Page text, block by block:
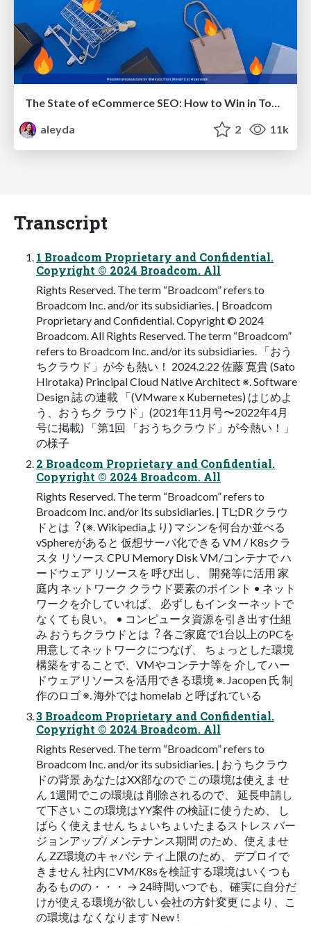
aleyda
2 11k
Transcript
1 Broadcom Proprietary and Confidential.
Copyright © 2024 Broadcom. All
Rights Reserved. The term “Broadcom” refers to
Broadcom Inc. and/or its subsidiaries. | Broadcom
Proprietary and Confidential. Copyright © 2024
Broadcom. All Rights Reserved. The term “Broadcom”
refers to Broadcom Inc. and/or its subsidiaries. 「おう
ちクラウド」が今も熱い！ 2024.2.22 佐藤 寛貴 (Sato
Hirotaka) Principal Cloud Native Architect ※. Software
Design 誌 の連載 「(VMware x Kubernetes) はじめよ
う、おうちク ラウド」(2021年11月号〜2022年4月
号に掲載) 「第1回 「おうちクラウド」が今熱い！」
の様子
2 Broadcom Proprietary and Confidential.
Copyright © 2024 Broadcom. All
Rights Reserved. The term “Broadcom” refers to
Broadcom Inc. and/or its subsidiaries. | TL;DR クラウ
ドとは︖ (※. Wikipediaより) マシンを何台か並べる
vSphereがあると 仮想サーバ化できる VM / K8sクラ
スタ リソース CPU Memory Disk VM/コンテナで ハ
ードウェア リソースを 呼び出し、 開発等に活⽤ 家
庭内 ネットワーク クラウド要素のポイント • ネット
ワークを介していれば、 必ずしもインターネットで
なくても良い。 • コンピュータ資源を引き出す仕組
み おうちクラウドとは︖ 各ご家庭で1台以上のPCを
⽤意してネットワークにつなげ、 ちょっとした環境
構築をすることで、VMやコンテナ等を 介してハー
ドウェアリソースを活⽤できる環境 ※. Jacopen ⽒ 制
作のロゴ ※. 海外では homelab と呼ばれている
3 Broadcom Proprietary and Confidential.
Copyright © 2024 Broadcom. All
Rights Reserved. The term “Broadcom” refers to
Broadcom Inc. and/or its subsidiaries. | おうちクラウ
ドの背景 あなたはXX部なので この環境は使えま せ
ん 1週間でこの環境は 削除されるので、 延⻑申請し
て下さい この環境はYY案件 の検証に使うため、 し
ばらく使えません ちょいちょいたまるストレス バー
ジョンアップ/ メンテナンス期間 のため、使えませ
ん ZZ環境のキャパシ ティ上限のため、 デプロイで
きません 社内にVM/K8sを検証する環境はいくつも
あるものの・・・ → 24時間いつでも、確実に⾃分だ
けが使える環境が欲しい 会社の⽅針変更 により、こ
の環境は なくなります New !